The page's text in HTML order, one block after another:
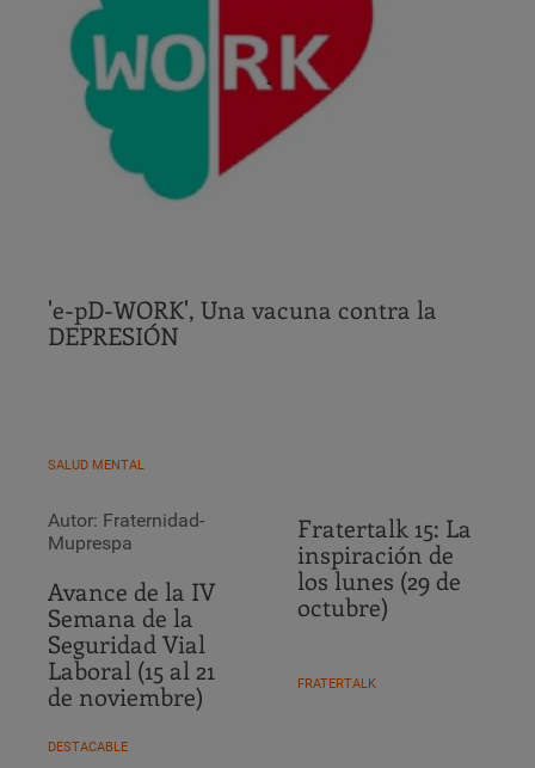
'e-pD-WORK', Una vacuna contra la
DEPRESIÓN
SALUD MENTAL
Autor: Fraternidad-
Muprespa
Avance de la IV
Semana de la
Seguridad Vial
Laboral (15 al 21
de noviembre)
DESTACABLE
Fratertalk 15: La
inspiración de
los lunes (29 de
octubre)
FRATERTALK